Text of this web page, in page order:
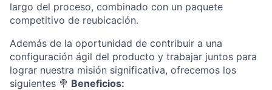
largo del proceso, combinado con un paquete
competitivo de reubicación.
Además de la oportunidad de contribuir a una
configuración ágil del producto y trabajar juntos para
lograr nuestra misión significativa, ofrecemos los
siguientes 🍭 Beneficios: